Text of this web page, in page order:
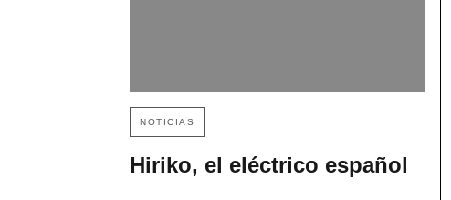
NOTICIAS
Hiriko, el eléctrico español